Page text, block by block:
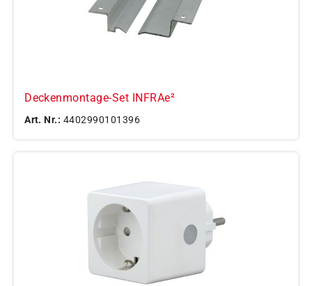
Deckenmontage-Set INFRAe²
Art. Nr.: 4402990101396